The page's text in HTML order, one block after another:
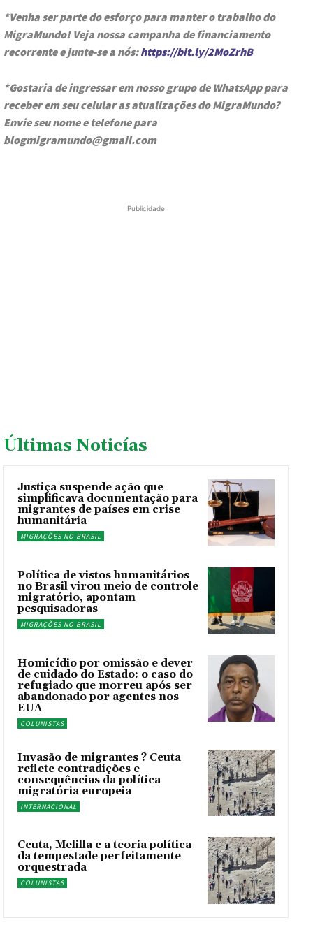
*Venha ser parte do esforço para manter o trabalho do
MigraMundo! Veja nossa campanha de financiamento
recorrente e junte-se a nós:https://bit.ly/2MoZrhB
*Gostaria de ingressar em nosso grupo de WhatsApp para
receber em seu celular as atualizações do MigraMundo?
Envie seu nome e telefone para
blogmigramundo@gmail.com
Publicidade
Últimas Noticías
Justiça suspende ação que
simplificava documentação para
migrantes de países em crise
humanitária
MIGRAÇÕES NO BRASIL
Política de vistos humanitários
no Brasil virou meio de controle
migratório, apontam
pesquisadoras
MIGRAÇÕES NO BRASIL
Homicídio por omissão e dever
de cuidado do Estado: o caso do
refugiado que morreu após ser
abandonado por agentes nos
EUA
COLUNISTAS
Invasão de migrantes ? Ceuta
reflete contradições e
consequências da política
migratória europeia
INTERNACIONAL
Ceuta, Melilla e a teoria política
da tempestade perfeitamente
orquestrada
COLUNISTAS